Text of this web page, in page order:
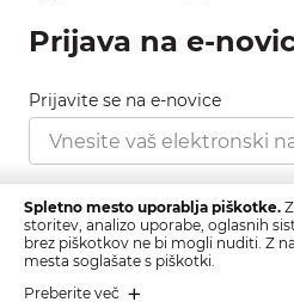
Prijava na e-
Prijavite se na e-novice
Strinjam se s pravilnikom
tukaj.
Spletno mesto uporablja piškotke.
storitev, analizo uporabe, oglasnih
brez piškotkov ne bi mogli nuditi. Z
mesta soglašate s piškotki.
Preberite več